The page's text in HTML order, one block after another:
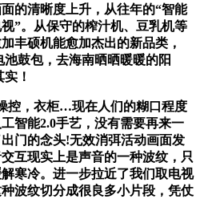
的清晰度上升，从往年的“智能
”。从保守的榨汁机、豆乳机等
丰硕机能愈加杰出的新品类，
池鼓包，去海南晒晒暖暖的阳
！
，衣柜…现在人们的糊口程度
智能2.0手艺，没有需要再来一
门的念头!无效消弭活动画面发
互现实上是声音的一种波纹，只
寒冷。进一步拉近了我们取电视
波纹切分成很良多小片段，凭仗